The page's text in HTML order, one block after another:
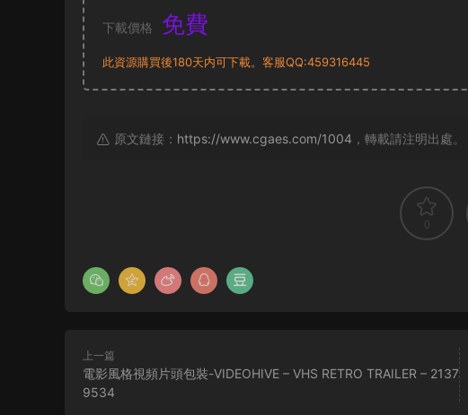
下載價格 免費
此資源購買後180天内可下載。客服QQ:459316445
原文鏈接： https://www.cgaes.com/1004 ，轉載請注明出處。
0
上一篇
電影風格視頻片頭包裝-VIDEOHIVE – VHS RETRO TRAILER – 2137
9534